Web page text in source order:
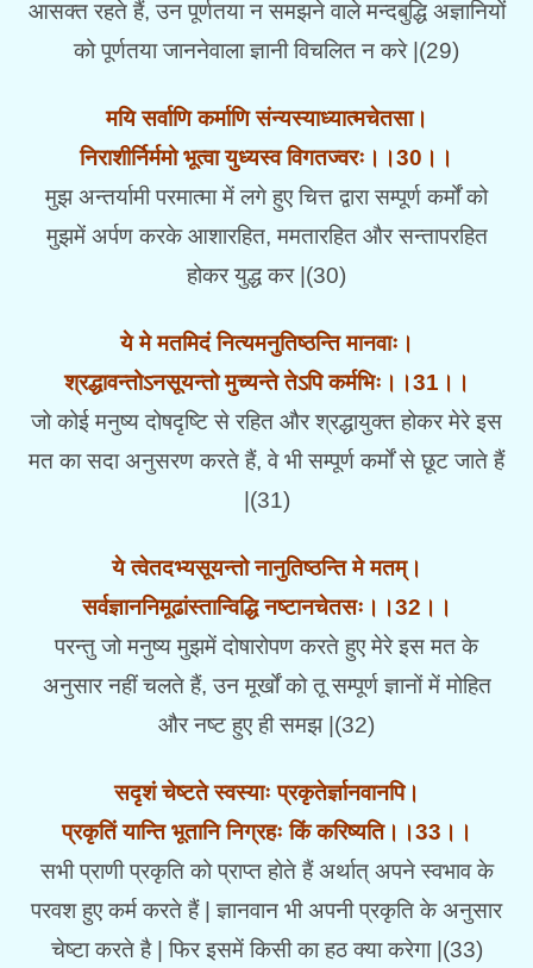
आसक्त रहते हैं, उन पूर्णतया न समझने वाले मन्दबुद्धि अज्ञानियों
को पूर्णतया जाननेवाला ज्ञानी विचलित न करे |(29)
मयि सर्वाणि कर्माणि संन्यस्याध्यात्मचेतसा।
निराशीर्निर्ममो भूत्वा युध्यस्व विगतज्वरः।।30।।
मुझ अन्तर्यामी परमात्मा में लगे हुए चित्त द्वारा सम्पूर्ण कर्मों को
मुझमें अर्पण करके आशारहित, ममतारहित और सन्तापरहित
होकर युद्ध कर |(30)
ये मे मतमिदं नित्यमनुतिष्ठन्ति मानवाः।
श्रद्धावन्तोऽनसूयन्तो मुच्यन्ते तेऽपि कर्मभिः।।31।।
जो कोई मनुष्य दोषदृष्टि से रहित और श्रद्धायुक्त होकर मेरे इस
मत का सदा अनुसरण करते हैं, वे भी सम्पूर्ण कर्मों से छूट जाते हैं
|(31)
ये त्वेतदभ्यसूयन्तो नानुतिष्ठन्ति मे मतम्।
सर्वज्ञाननिमूढांस्तान्विद्धि नष्टानचेतसः।।32।।
परन्तु जो मनुष्य मुझमें दोषारोपण करते हुए मेरे इस मत के
अनुसार नहीं चलते हैं, उन मूर्खों को तू सम्पूर्ण ज्ञानों में मोहित
और नष्ट हुए ही समझ |(32)
सदृशं चेष्टते स्वस्याः प्रकृतेर्ज्ञानवानपि।
प्रकृतिं यान्ति भूतानि निग्रहः किं करिष्यति।।33।।
सभी प्राणी प्रकृति को प्राप्त होते हैं अर्थात् अपने स्वभाव के
परवश हुए कर्म करते हैं | ज्ञानवान भी अपनी प्रकृति के अनुसार
चेष्टा करते है | फिर इसमें किसी का हठ क्या करेगा |(33)